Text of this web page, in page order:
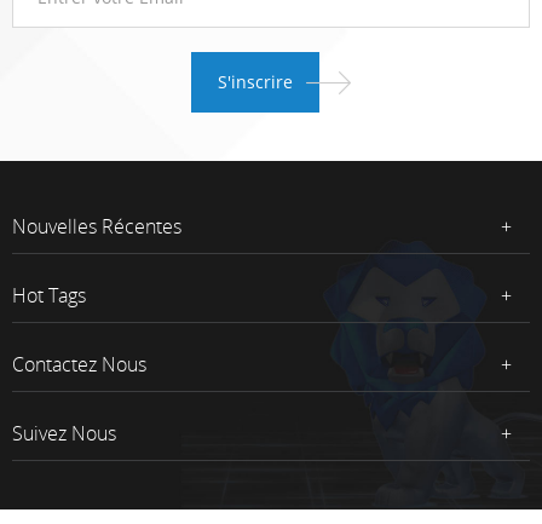
Nouvelles Récentes
Hot Tags
Contactez Nous
Suivez Nous